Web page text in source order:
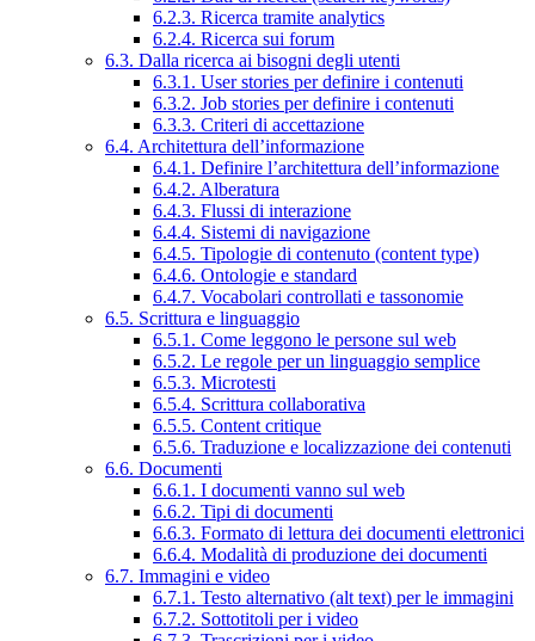
6.2.3. Ricerca tramite analytics
6.2.4. Ricerca sui forum
6.3. Dalla ricerca ai bisogni degli utenti
6.3.1. User stories per definire i contenuti
6.3.2. Job stories per definire i contenuti
6.3.3. Criteri di accettazione
6.4. Architettura dell’informazione
6.4.1. Definire l’architettura dell’informazione
6.4.2. Alberatura
6.4.3. Flussi di interazione
6.4.4. Sistemi di navigazione
6.4.5. Tipologie di contenuto (content type)
6.4.6. Ontologie e standard
6.4.7. Vocabolari controllati e tassonomie
6.5. Scrittura e linguaggio
6.5.1. Come leggono le persone sul web
6.5.2. Le regole per un linguaggio semplice
6.5.3. Microtesti
6.5.4. Scrittura collaborativa
6.5.5. Content critique
6.5.6. Traduzione e localizzazione dei contenuti
6.6. Documenti
6.6.1. I documenti vanno sul web
6.6.2. Tipi di documenti
6.6.3. Formato di lettura dei documenti elettronici
6.6.4. Modalità di produzione dei documenti
6.7. Immagini e video
6.7.1. Testo alternativo (alt text) per le immagini
6.7.2. Sottotitoli per i video